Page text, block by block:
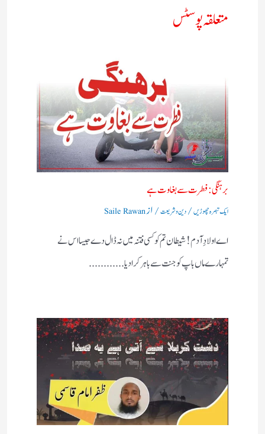
متعلقہ پوسٹس
برہنگی : فطرت سے بغاوت ہے
ایک تبصرہ چھوڑیں/دین و شریعت/ ازSaile Rawan
اے اولادِ آدم! شیطان تم کو کسی فتنہ میں نہ ڈال دے جیسا اس نے
تمہارے ماں باپ کو جنت سے باہر کرادیا............